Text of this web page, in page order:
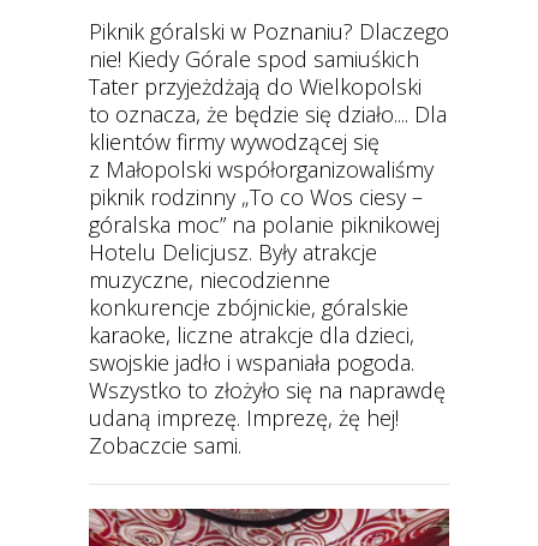
Piknik góralski w Poznaniu? Dlaczego
nie! Kiedy Górale spod samiuśkich
Tater przyjeżdżają do Wielkopolski
to oznacza, że będzie się działo.... Dla
klientów firmy wywodzącej się
z Małopolski współorganizowaliśmy
piknik rodzinny „To co Wos ciesy –
góralska moc” na polanie piknikowej
Hotelu Delicjusz. Były atrakcje
muzyczne, niecodzienne
konkurencje zbójnickie, góralskie
karaoke, liczne atrakcje dla dzieci,
swojskie jadło i wspaniała pogoda.
Wszystko to złożyło się na naprawdę
udaną imprezę. Imprezę, żę hej!
Zobaczcie sami.